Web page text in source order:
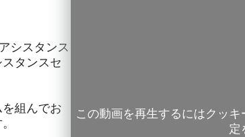
シスタンス
タンスセ
組んでお
この動画を再生するにはクッ
定